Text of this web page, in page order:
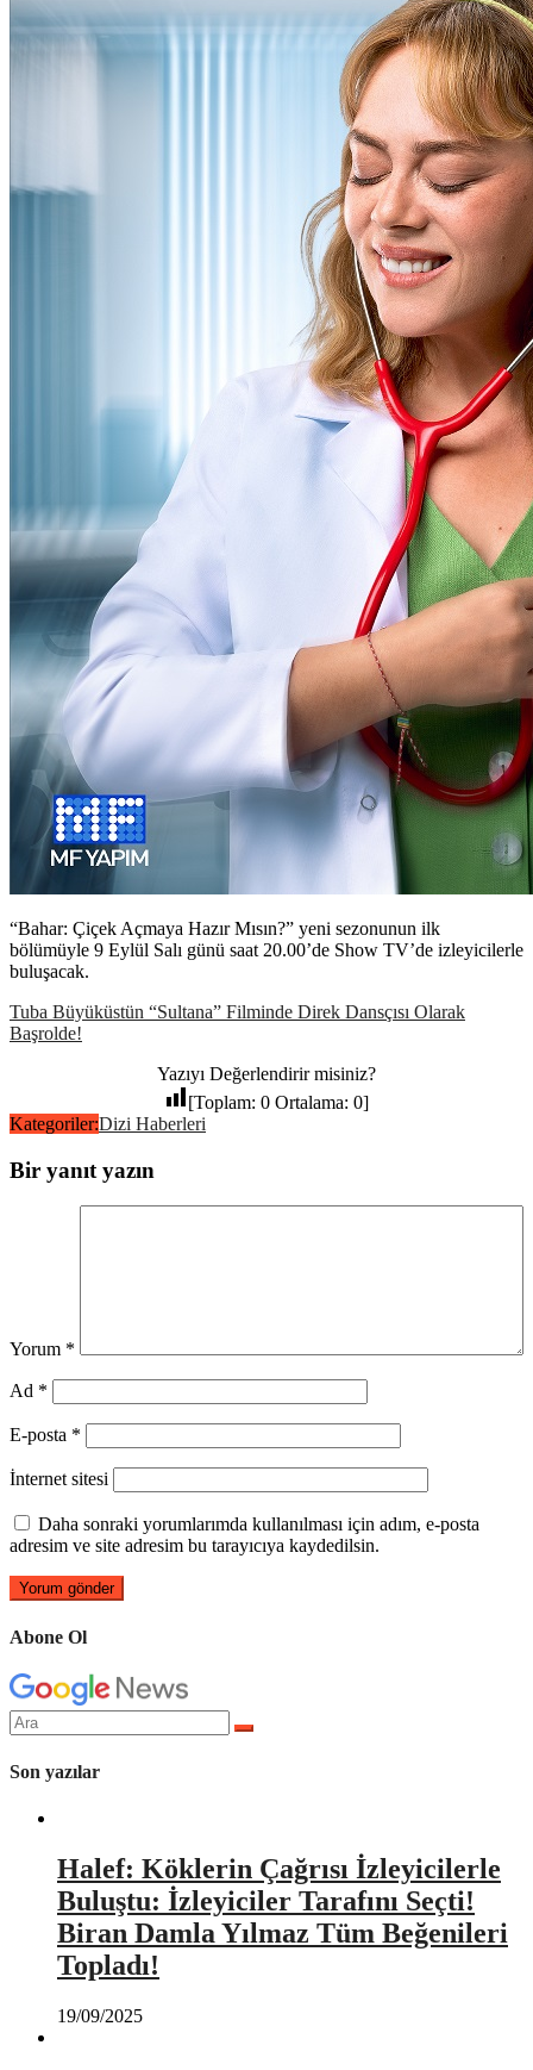
“Bahar: Çiçek Açmaya Hazır Mısın?” yeni sezonunun ilk
bölümüyle 9 Eylül Salı günü saat 20.00’de Show TV’de izleyicilerle
buluşacak.
Tuba Büyüküstün “Sultana” Filminde Direk Dansçısı Olarak
Başrolde!
Yazıyı Değerlendirir misiniz?
[Toplam: 0 Ortalama: 0]
Kategoriler:Dizi Haberleri
Bir yanıt yazın
Yorum *
Ad *
E-posta *
İnternet sitesi
Daha sonraki yorumlarımda kullanılması için adım, e-posta
adresim ve site adresim bu tarayıcıya kaydedilsin.
Abone Ol
Arama
yap:
Son yazılar
Halef: Köklerin Çağrısı İzleyicilerle
Buluştu: İzleyiciler Tarafını Seçti!
Biran Damla Yılmaz Tüm Beğenileri
Topladı!
19/09/2025